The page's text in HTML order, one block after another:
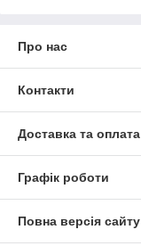
Про нас
Контакти
Доставка та оплата
Графік роботи
Повна версія сайту